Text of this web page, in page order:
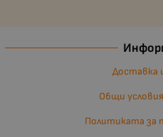
Доставка
Общи
Политиката за